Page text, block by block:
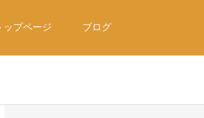
ップページ ブログ